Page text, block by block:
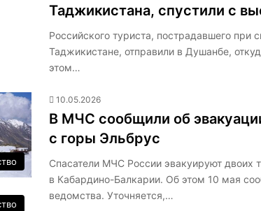
Таджикистана, спустили с
Российского туриста, пострадавшего при
Таджикистане, отправили в Душанбе,
этом…
10.05.2026
В МЧС сообщили об
с горы Эльбрус
Спасатели МЧС России эвакуируют двоих
в Кабардино-Балкарии. Об этом 10 мая
ведомства. Уточняется,…